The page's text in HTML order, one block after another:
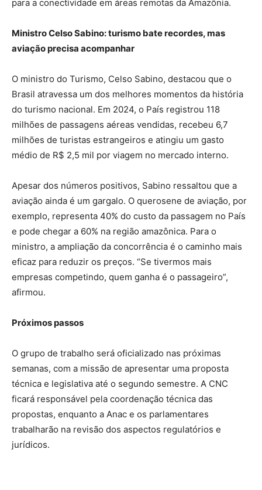
para a conectividade em áreas remotas da Amazônia.
Ministro Celso Sabino: turismo bate recordes, mas
aviação precisa acompanhar
O ministro do Turismo, Celso Sabino, destacou que o
Brasil atravessa um dos melhores momentos da história
do turismo nacional. Em 2024, o País registrou 118
milhões de passagens aéreas vendidas, recebeu 6,7
milhões de turistas estrangeiros e atingiu um gasto
médio de R$ 2,5 mil por viagem no mercado interno.
Apesar dos números positivos, Sabino ressaltou que a
aviação ainda é um gargalo. O querosene de aviação, por
exemplo, representa 40% do custo da passagem no País
e pode chegar a 60% na região amazônica. Para o
ministro, a ampliação da concorrência é o caminho mais
eficaz para reduzir os preços. “Se tivermos mais
empresas competindo, quem ganha é o passageiro”,
afirmou.
Próximos passos
O grupo de trabalho será oficializado nas próximas
semanas, com a missão de apresentar uma proposta
técnica e legislativa até o segundo semestre. A CNC
ficará responsável pela coordenação técnica das
propostas, enquanto a Anac e os parlamentares
trabalharão na revisão dos aspectos regulatórios e
jurídicos.